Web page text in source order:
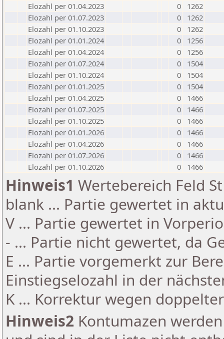
Elozahl per 01.04.2023
0
1262
Elozahl per 01.07.2023
0
1262
Elozahl per 01.10.2023
0
1262
Elozahl per 01.01.2024
0
1256
Elozahl per 01.04.2024
0
1256
Elozahl per 01.07.2024
0
1504
Elozahl per 01.10.2024
0
1504
Elozahl per 01.01.2025
0
1504
Elozahl per 01.04.2025
0
1466
Elozahl per 01.07.2025
0
1466
Elozahl per 01.10.2025
0
1466
Elozahl per 01.01.2026
0
1466
Elozahl per 01.04.2026
0
1466
Elozahl per 01.07.2026
0
1466
Elozahl per 01.10.2026
0 1466
Hinweis1 Wertebereich Feld
blank ... Partie gewertet in
V ... Partie gewertet in
- ... Partie nicht gewertet, da
E ... Partie vorgemerkt zur
Einstiegselozahl in der
K ... Korrektur wegen
Hinweis2 Kontumazen